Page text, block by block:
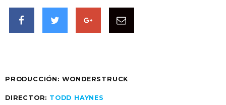
PRODUCCIÓN: WONDERSTRUCK
DIRECTOR: TODD HAYNES